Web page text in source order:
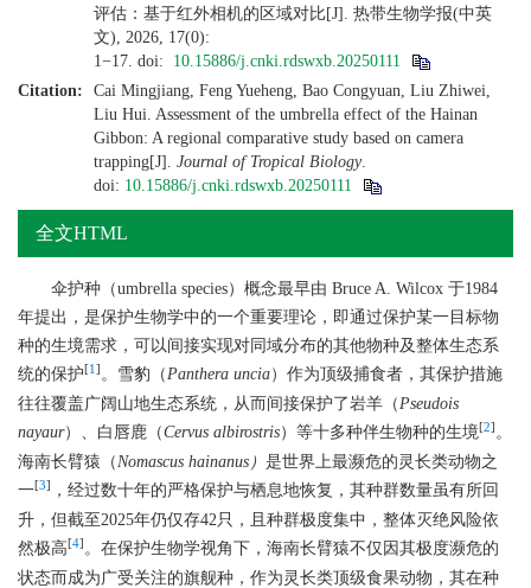
评估：基于红外相机的区域对比[J]. 热带生物学报(中英
文), 2026, 17(0):
1−17. doi: 10.15886/j.cnki.rdswxb.20250111
Citation:
Cai Mingjiang, Feng Yueheng, Bao Congyuan, Liu Zhiwei,
Liu Hui. Assessment of the umbrella effect of the Hainan
Gibbon: A regional comparative study based on camera
trapping[J]. Journal of Tropical Biology.
doi: 10.15886/j.cnki.rdswxb.20250111
全文HTML
伞护种（umbrella species）概念最早由 Bruce A. Wilcox 于1984
年提出，是保护生物学中的一个重要理论，即通过保护某一目标物
种的生境需求，可以间接实现对同域分布的其他物种及整体生态系
统的保护[1 ] 。雪豹（Panthera uncia）作为顶级捕食者，其保护措施
往往覆盖广阔山地生态系统，从而间接保护了岩羊（Pseudois
nayaur）、白唇鹿（Cervus albirostris）等十多种伴生物种的生境[2] 。
海南长臂猿（Nomascus hainanus） 是世界上最濒危的灵长类动物之
一[3]
，经过数十年的严格保护与栖息地恢复，其种群数量虽有所回
升，但截至2025年仍仅存42只，且种群极度集中，整体灭绝风险依
然极高[4] 。在保护生物学视角下，海南长臂猿不仅因其极度濒危的
状态而成为广受关注的旗舰种，作为灵长类顶级食果动物，其在种